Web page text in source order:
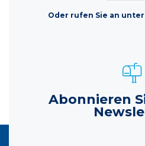
Oder rufen Sie an unter
Abonnieren